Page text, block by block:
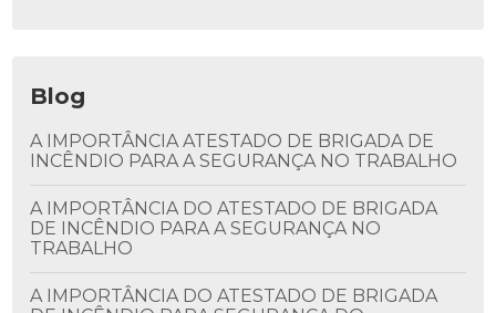
Blog
A IMPORTÂNCIA ATESTADO DE BRIGADA DE
INCÊNDIO PARA A SEGURANÇA NO TRABALHO
A IMPORTÂNCIA DO ATESTADO DE BRIGADA
DE INCÊNDIO PARA A SEGURANÇA NO
TRABALHO
A IMPORTÂNCIA DO ATESTADO DE BRIGADA